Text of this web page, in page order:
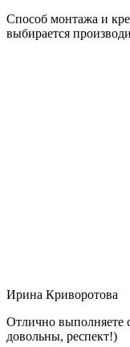
Способ монтажа и
выбирается
Ирина Криворотова
Отлично выполняете
довольны, респект!)